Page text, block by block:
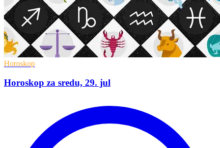
Horoskop
Horoskop za sredu, 29. jul